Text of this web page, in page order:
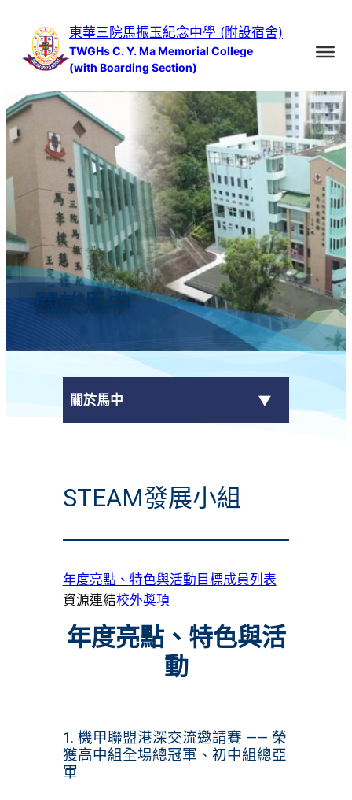
內
容
東華三院馬振玉紀念中學 (附設宿舍)
TWGHs C. Y. Ma Memorial College
(with Boarding Section)
關於馬中
關於馬中
學校資料
校長的話
校曆表
STEAM發展小組
年度亮點、特色與活動 目標成員列表
資源連結校外獎項
年度亮點、特色與活
動
1. 機甲聯盟港深交流邀請賽 —— 榮
獲高中組全場總冠軍、初中組總亞
軍